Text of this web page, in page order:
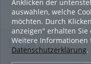
Anklicken der
auswählen, welche
möchten. Durch
anzeigen" erhalten
Weitere
Datenschutzerklärung.
Beliebtheit
Legal Info